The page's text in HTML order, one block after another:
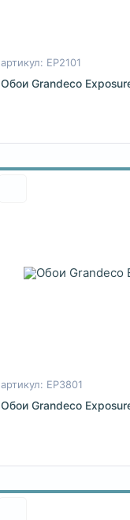
артикул: EP2101
Обои Grandeco
артикул: EP3801
Обои Grandeco